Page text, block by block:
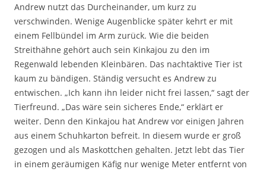
Andrew nutzt das Durcheinander, um kurz zu
verschwinden. Wenige Augenblicke später kehrt er mit
einem Fellbündel im Arm zurück. Wie die beiden
Streithähne gehört auch sein Kinkajou zu den im
Regenwald lebenden Kleinbären. Das nachtaktive Tier ist
kaum zu bändigen. Ständig versucht es Andrew zu
entwischen. „Ich kann ihn leider nicht frei lassen,“ sagt der
Tierfreund. „Das wäre sein sicheres Ende,“ erklärt er
weiter. Denn den Kinkajou hat Andrew vor einigen Jahren
aus einem Schuhkarton befreit. In diesem wurde er groß
gezogen und als Maskottchen gehalten. Jetzt lebt das Tier
in einem geräumigen Käfig nur wenige Meter entfernt von